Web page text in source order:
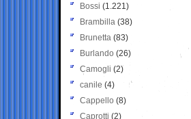
Bossi (1.221)
Brambilla (38)
Brunetta (83)
Burlando (26)
Camogli (2)
canile (4)
Cappello (8)
Caprotti (2)